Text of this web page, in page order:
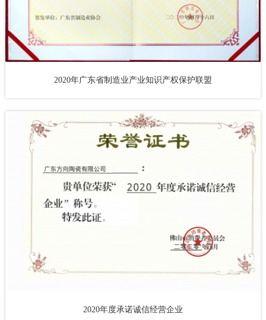
2020年广东省制造业产业知识产权保护联盟
2020年度承诺诚信经营企业